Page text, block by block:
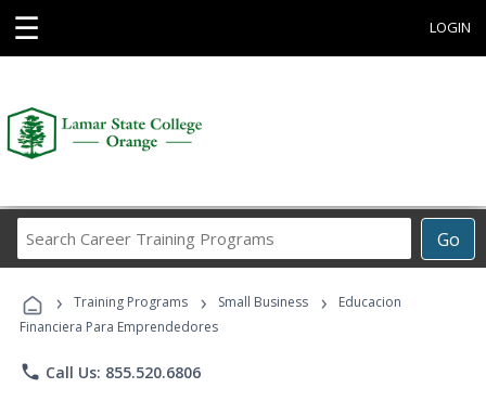
☰ LOGIN
Go
Career
Programs
› Training Programs › Small Business ›
Educacion
Financiera Para Emprendedores
phone Call Us: 855.520.6806